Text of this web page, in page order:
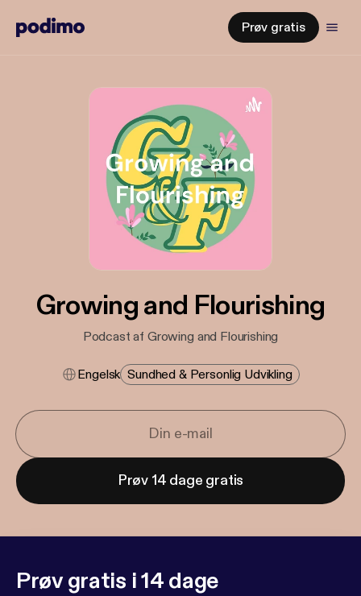
Prøv gratis
Growing and Flourishing
Podcast af Growing and Flourishing
Engelsk Sundhed & Personlig Udvikling
Prøv 14 dage gratis
Prøv gratis i 14 dage